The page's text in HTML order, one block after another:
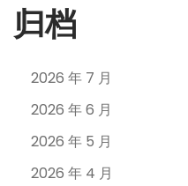
归档
2026 年 7 月
2026 年 6 月
2026 年 5 月
2026 年 4 月